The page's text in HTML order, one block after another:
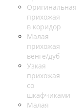
Оригинальная
прихожая
в коридор
Малая
прихожая
венге/дуб
Узкая
прихожая
со
шкафчиками
Малая